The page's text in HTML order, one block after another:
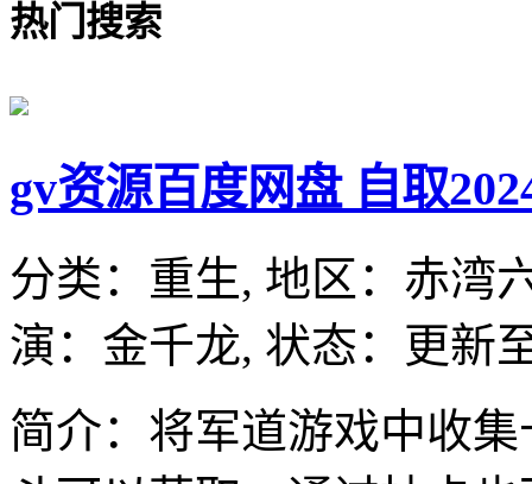
热门搜索
gv资源百度网盘 自取
分类： 重生, 地区： 赤湾
演： 金千龙, 状态：更新
简介：将军道游戏中收